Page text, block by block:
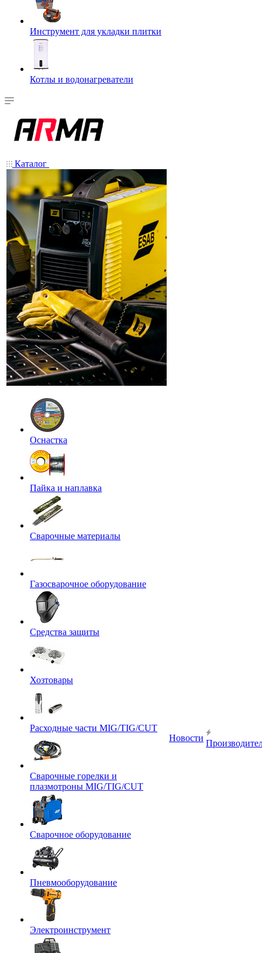
Инструмент для укладки плитки
Котлы и водонагреватели
Каталог
Оснастка
Пайка и наплавка
Сварочные материалы
Газосварочное оборудование
Средства защиты
Хозтовары
Расходные части MIG/TIG/CUT
Сварочные горелки и
плазмотроны MIG/TIG/CUT
Сварочное оборудование
Пневмооборудование
Электроинструмент
Новости